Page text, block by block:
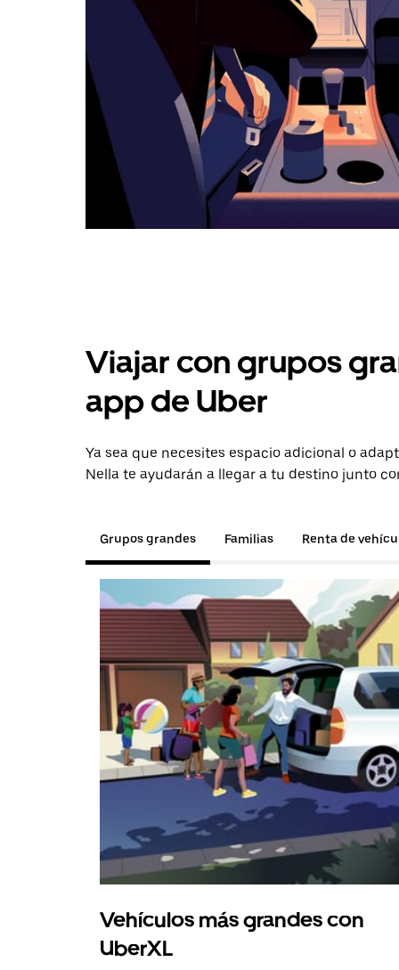
Viajar con grupos
app de Uber
Ya sea que necesites espacio adicional o
Nella te ayudarán a llegar a tu destino junto
Grupos grandes Familias Renta de
Vehículos más grandes con
UberXL